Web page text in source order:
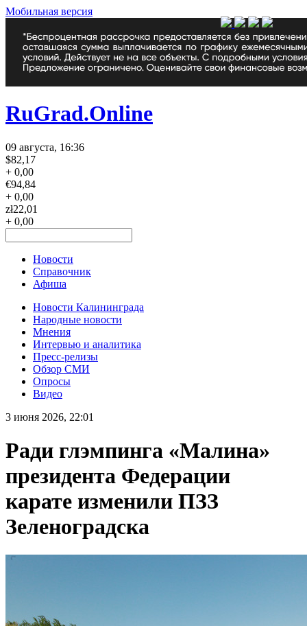
Мобильная версия
RuGrad.Online
09 августа, 16:36
$82,17
+ 0,00
€94,84
+ 0,00
zł22,01
+ 0,00
Новости
Справочник
Афиша
Новости Калининграда
Народные новости
Мнения
Интервью и аналитика
Пресс-релизы
Обзор СМИ
Опросы
Видео
3 июня 2026, 22:01
Ради глэмпинга «Малина»
президента Федерации
карате изменили ПЗЗ
Зеленоградска